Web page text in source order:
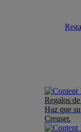
Regalos
Haz que
Creuset.